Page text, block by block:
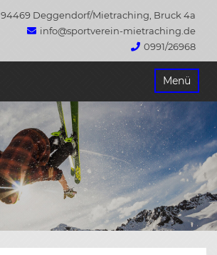
94469 Deggendorf/Mietraching, Bruck 4a
info@sportverein-mietraching.de
0991/26968
Menü